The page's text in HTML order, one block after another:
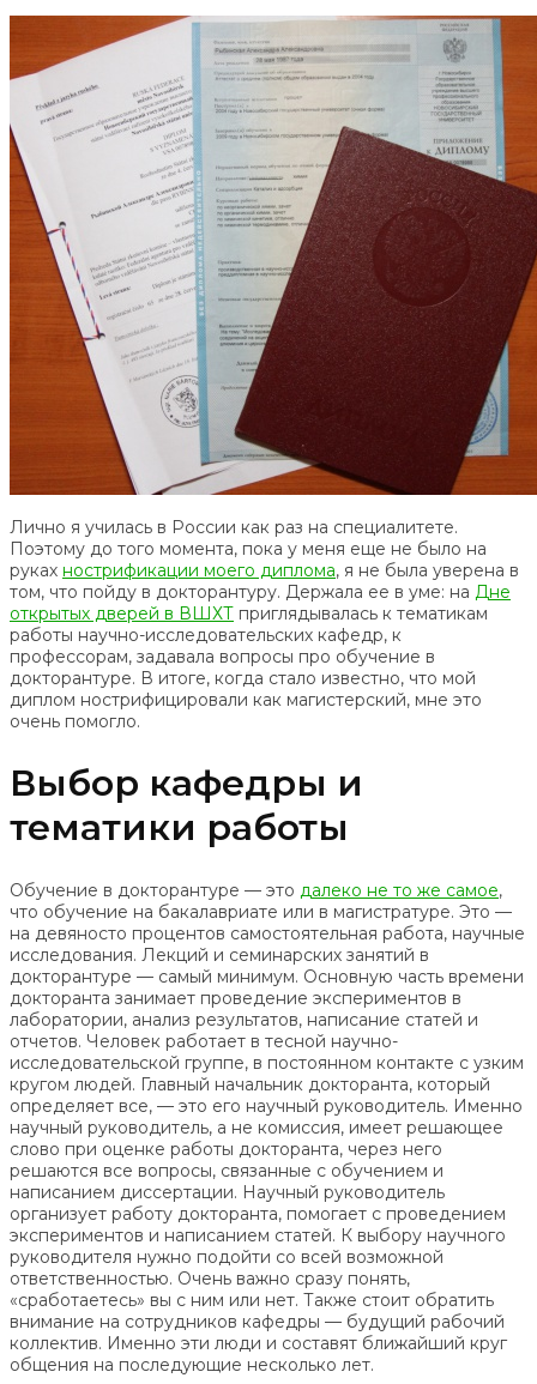
Лично я училась в России как раз на специалитете.
Поэтому до того момента, пока у меня еще не было на
руках нострификации моего диплома, я не была уверена в
том, что пойду в докторантуру. Держала ее в уме: на Дне
открытых дверей в ВШХТ приглядывалась к тематикам
работы научно-исследовательских кафедр, к
профессорам, задавала вопросы про обучение в
докторантуре. В итоге, когда стало известно, что мой
диплом нострифицировали как магистерский, мне это
очень помогло.
Выбор кафедры и
тематики работы
Обучение в докторантуре — это далеко не то же самое,
что обучение на бакалавриате или в магистратуре. Это —
на девяносто процентов самостоятельная работа, научные
исследования. Лекций и семинарских занятий в
докторантуре — самый минимум. Основную часть времени
докторанта занимает проведение экспериментов в
лаборатории, анализ результатов, написание статей и
отчетов. Человек работает в тесной научно-
исследовательской группе, в постоянном контакте с узким
кругом людей. Главный начальник докторанта, который
определяет все, — это его научный руководитель. Именно
научный руководитель, а не комиссия, имеет решающее
слово при оценке работы докторанта, через него
решаются все вопросы, связанные с обучением и
написанием диссертации. Научный руководитель
организует работу докторанта, помогает с проведением
экспериментов и написанием статей. К выбору научного
руководителя нужно подойти со всей возможной
ответственностью. Очень важно сразу понять,
«сработаетесь» вы с ним или нет. Также стоит обратить
внимание на сотрудников кафедры — будущий рабочий
коллектив. Именно эти люди и составят ближайший круг
общения на последующие несколько лет.